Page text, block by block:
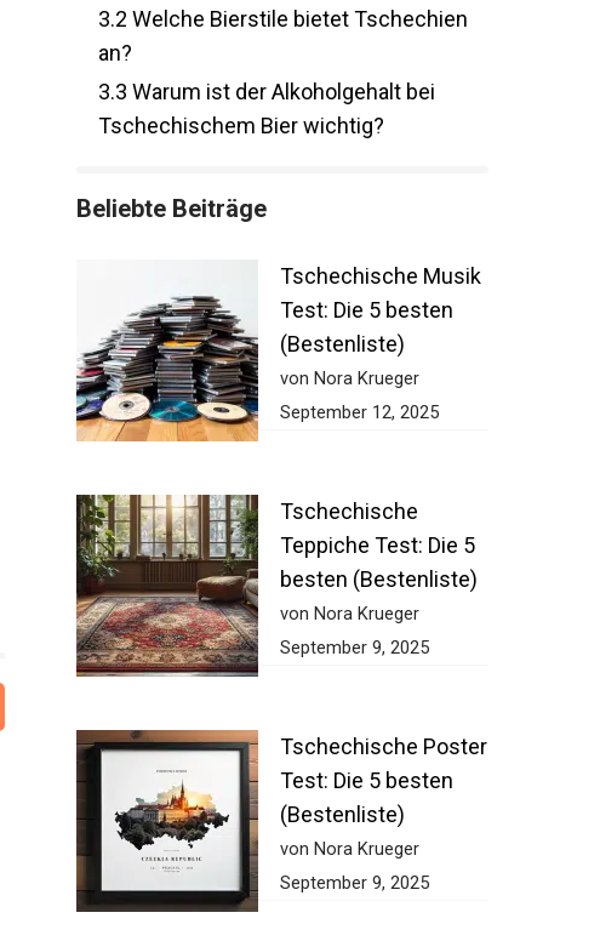
3.2 Welche Bierstile bietet Tschechien
an?
3.3 Warum ist der Alkoholgehalt bei
Tschechischem Bier wichtig?
Beliebte Beiträge
Tschechische Musik
Test: Die 5 besten
(Bestenliste)
von Nora Krueger
September 12, 2025
Tschechische
Teppiche Test: Die 5
besten (Bestenliste)
von Nora Krueger
September 9, 2025
Tschechische Poster
Test: Die 5 besten
(Bestenliste)
von Nora Krueger
September 9, 2025